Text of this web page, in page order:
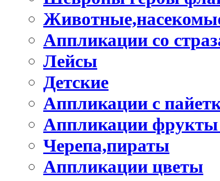
Аппликации со
Лейсы
Детские
Аппликации с
Аппликации
Черепа,пираты
Аппликации цветы